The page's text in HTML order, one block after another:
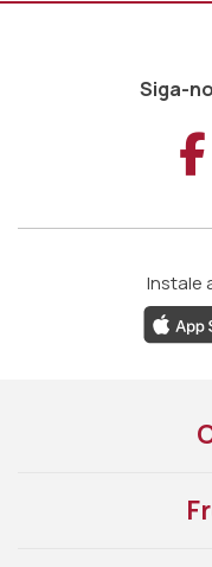
Siga-
Instale